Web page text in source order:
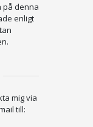
på denna
enligt
mig via
till: